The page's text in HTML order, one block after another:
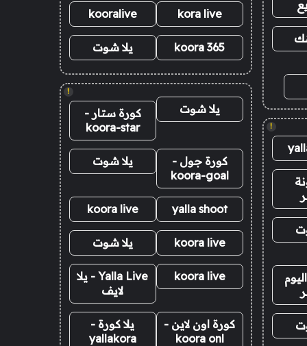
!
kora live
kooralive
koora 365 يلا شوت
!
يلا شوت
كورة ستار -
koora-star
كورة جول -
koora-goal
يلا شوت
yalla shoot
koora live
koora live يلا شوت
koora live
Yalla Live - يلا
لايف
كورة اون لاين -
koora onl
يلا كورة -
yallakora